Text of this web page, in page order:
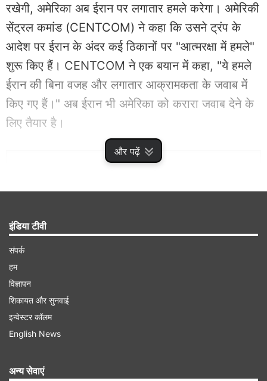
और पढ़ें
रखेगी, अमेरिका अब ईरान पर लगातार हमले करेगा। अमेरिकी
सेंट्रल कमांड (CENTCOM) ने कहा कि उसने ट्रंप के
आदेश पर ईरान के अंदर कई ठिकानों पर "आत्मरक्षा में हमले"
शुरू किए हैं। CENTCOM ने एक बयान में कहा, "ये हमले
ईरान की बिना वजह और लगातार आक्रामकता के जवाब में
किए गए हैं।" अब ईरान भी अमेरिका को करारा जवाब देने के
लिए तैयार है।
Advertisement
युद्ध से संबंधित जानें लेटेस्ट अपडेट्स...
अमेरिका का ईरान पर बड़ा हमला, धमाकों से गूंजा तेहरान, होर्मुज बंद,
इंडिया टीवी
संपर्क
हम
विज्ञापन
शिकायत और सुनवाई
इन्वेस्टर कॉलम
English News
अन्य सेवाएं